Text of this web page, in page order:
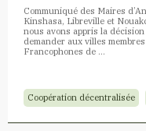
Communiqué des Maires
Kinshasa, Libreville et
nous avons appris la
demander aux villes
Francophones de …
Coopération décentralisée